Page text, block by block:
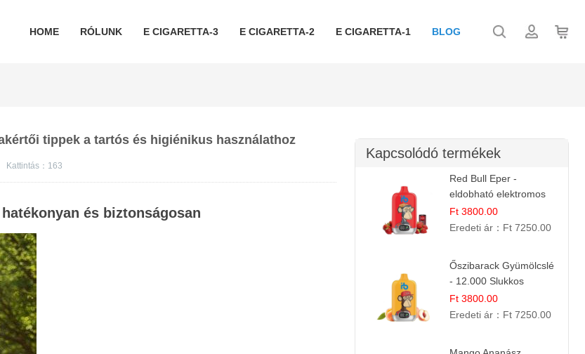
HOME RÓLUNK E CIGARETTA-3 E CIGARETTA-2 E CIGARETTA-1 BLOG
tippek a tartós és higiénikus használathoz
Kattintás： 163
és biztonságosan
Kapcsolódó termékek
Red Bull Eper -
eldobható elektromos
cigi | Energizáló
Gyümölcs Íz
Ft 3800.00
Eredeti ár： Ft 7250.00
Őszibarack Gyümölcslé
- 12.000 Slukkos
eldobható e-Cigaretta |
Friss Gyümölcs Íz
Ft 3800.00
Eredeti ár： Ft 7250.00